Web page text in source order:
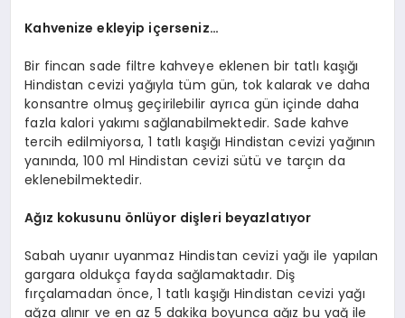
Kahvenize ekleyip içerseniz…
Bir fincan sade filtre kahveye eklenen bir tatlı kaşığı
Hindistan cevizi yağıyla tüm gün, tok kalarak ve daha
konsantre olmuş geçirilebilir ayrıca gün içinde daha
fazla kalori yakımı sağlanabilmektedir. Sade kahve
tercih edilmiyorsa, 1 tatlı kaşığı Hindistan cevizi yağının
yanında, 100 ml Hindistan cevizi sütü ve tarçın da
eklenebilmektedir.
Ağız kokusunu önlüyor dişleri beyazlatıyor
Sabah uyanır uyanmaz Hindistan cevizi yağı ile yapılan
gargara oldukça fayda sağlamaktadır. Diş
fırçalamadan önce, 1 tatlı kaşığı Hindistan cevizi yağı
ağza alınır ve en az 5 dakika boyunca ağız bu yağ ile